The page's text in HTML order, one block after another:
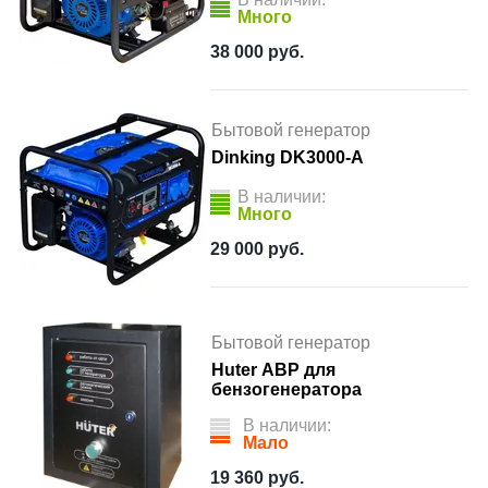
Много
38 000 руб.
Бытовой генератор
Dinking DK3000-A
В наличии:
Много
29 000 руб.
Бытовой генератор
Huter АВР для
бензогенератора
В наличии:
Мало
19 360 руб.